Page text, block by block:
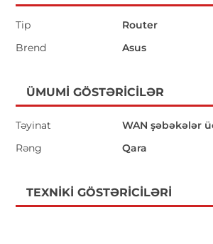
Tip
Router
Brend
Asus
ÜMUMI GÖSTƏRICILƏR
Təyinat
WAN şəbəkələr
Rəng
Qara
TEXNIKI GÖSTƏRICILƏRI